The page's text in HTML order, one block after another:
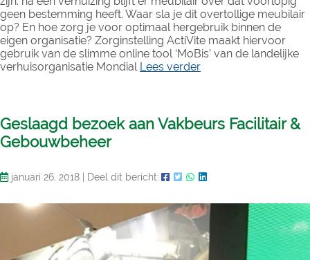
geen bestemming heeft. Waar sla je dit overtollige meubilair
op? En hoe zorg je voor optimaal hergebruik binnen de
eigen organisatie? Zorginstelling ActiVite maakt hiervoor
gebruik van de slimme online tool ‘MoBis’ van de landelijke
verhuisorganisatie Mondial Lees verder
Geslaagd bezoek aan Vakbeurs Facilitair &
Gebouwbeheer
januari 26, 2018 Deel dit bericht: